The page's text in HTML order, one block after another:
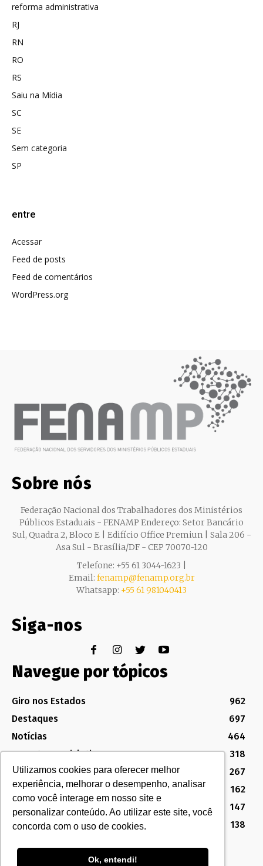
Utilizamos cookies para oferecer melhor
experiência, melhorar o desempenho, analisar
como você interage em nosso site e
personalizar conteúdo. Ao utilizar este site, você
concorda com o uso de cookies.
Ok, entendi!
reforma administrativa
RJ
RN
RO
RS
Saiu na Mídia
SC
SE
Sem categoria
SP
entre
Acessar
Feed de posts
Feed de comentários
WordPress.org
Sobre nós
Federação Nacional dos Trabalhadores dos Ministérios
Públicos Estaduais - FENAMP Endereço: Setor Bancário
Sul, Quadra 2, Bloco E | Edifício Office Premiun | Sala 206 -
Asa Sul - Brasília/DF - CEP 70070-120
Telefone: +55 61 3044-1623 |
Email: fenamp@fenamp.org.br
Whatsapp: +55 61 981040413
Siga-nos
Navegue por tópicos
Giro nos Estados
962
Destaques
697
Notícias
464
Assuntos Legislativos
318
Política Sindical e Institucional
267
Destaques do Legislativo
162
Notícias do Congresso
147
MG
138